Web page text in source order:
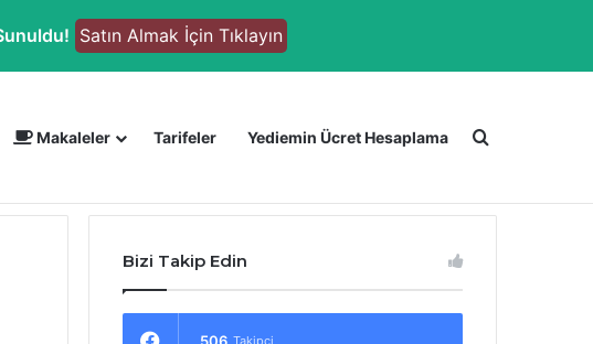
Satın Almak İçin Tıklayın
Makaleler Tarifeler Yediemin Ücret Hesaplama Arama
Bizi Takip Edin
Takipçi